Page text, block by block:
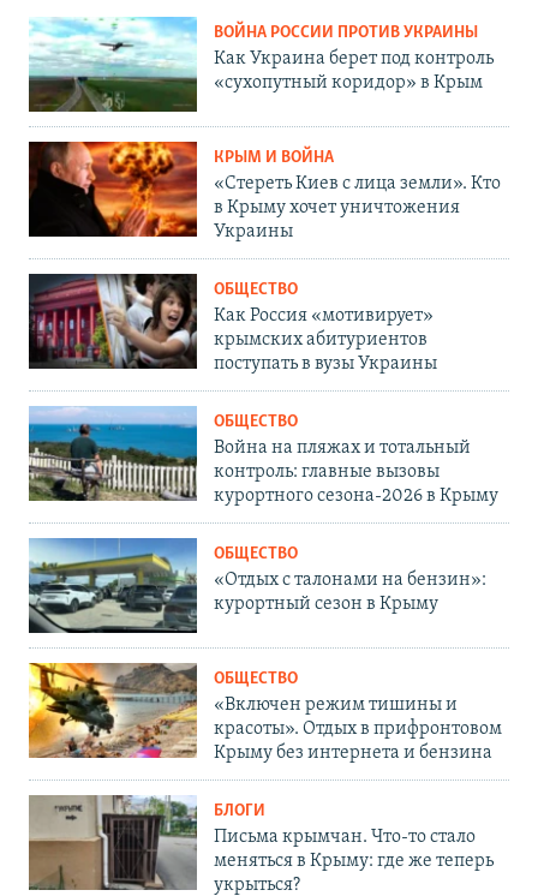
ВОЙНА РОССИИ ПРОТИВ УКРАИНЫ
Как Украина берет под контроль
«сухопутный коридор» в Крым
КРЫМ И ВОЙНА
«Стереть Киев с лица земли». Кто
в Крыму хочет уничтожения
Украины
ОБЩЕСТВО
Как Россия «мотивирует»
крымских абитуриентов
поступать в вузы Украины
ОБЩЕСТВО
Война на пляжах и тотальный
контроль: главные вызовы
курортного сезона-2026 в Крыму
ОБЩЕСТВО
«Отдых с талонами на бензин»:
курортный сезон в Крыму
ОБЩЕСТВО
«Включен режим тишины и
красоты». Отдых в прифронтовом
Крыму без интернета и бензина
БЛОГИ
Письма крымчан. Что-то стало
меняться в Крыму: где же теперь
укрыться?